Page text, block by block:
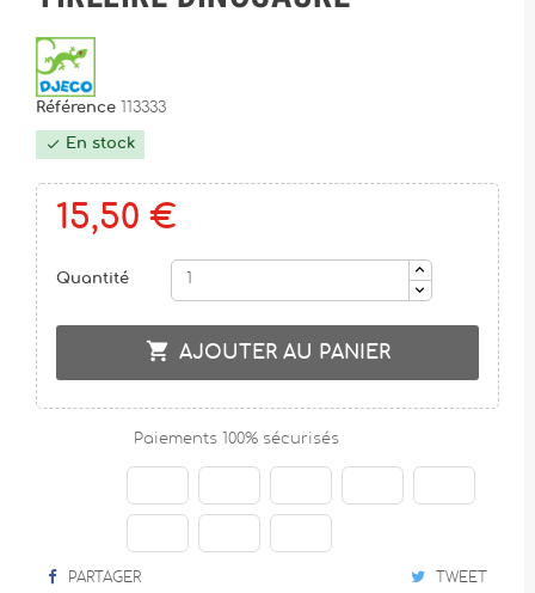
Référence 113333
 En stock
15,50 €
Quantité
 AJOUTER AU PANIER
Paiements 100% sécurisés
PARTAGER TWEET